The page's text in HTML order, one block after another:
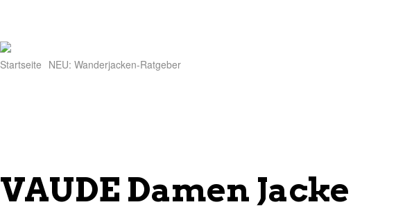
Startseite NEU: Wanderjacken-Ratgeber
VAUDE Damen Jacke